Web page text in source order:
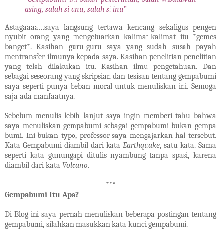
asing, salah si anu, salah si inu”
Astagaaaa…saya langsung tertawa kencang sekaligus pengen
nyubit orang yang mengeluarkan kalimat-kalimat itu *gemes
banget*. Kasihan guru-guru saya yang sudah susah payah
mentransfer ilmunya kepada saya. Kasihan penelitian-penelitian
yang telah dilakukan itu. Kasihan ilmu pengetahuan. Dan
sebagai seseorang yang skripsian dan tesisan tentang gempabumi
saya seperti punya beban moral untuk menuliskan ini. Semoga
saja ada manfaatnya.
Sebelum menulis lebih lanjut saya ingin memberi tahu bahwa
saya menuliskan gempabumi sebagai gempabumi bukan gempa
bumi. Ini bukan typo, professor saya mengajarkan hal tersebut.
Kata Gempabumi diambil dari kata Earthquake, satu kata. Sama
seperti kata gunungapi ditulis nyambung tanpa spasi, karena
diambil dari kata Volcano.
***
Gempabumi Itu Apa?
Di Blog ini saya pernah menuliskan beberapa postingan tentang
gempabumi, silahkan masukkan kata kunci gempabumi.